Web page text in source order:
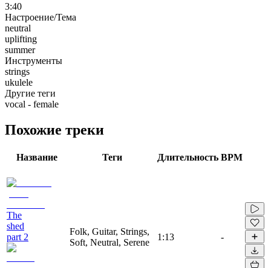
3:40
Настроение/Тема
neutral
uplifting
summer
Инструменты
strings
ukulele
Другие теги
vocal - female
Похожие треки
Название Теги Длительность BPM
The
shed
part 2
Folk, Guitar, Strings,
Soft, Neutral, Serene
1:13 -